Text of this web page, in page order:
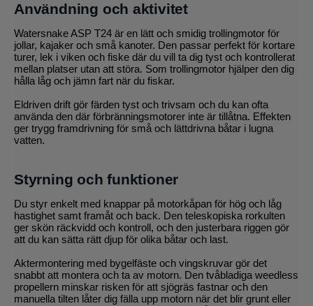
Användning och aktivitet
Watersnake ASP T24 är en lätt och smidig trollingmotor för
jollar, kajaker och små kanoter. Den passar perfekt för kortare
turer, lek i viken och fiske där du vill ta dig tyst och kontrollerat
mellan platser utan att störa. Som trollingmotor hjälper den dig
hålla låg och jämn fart när du fiskar.
Eldriven drift gör färden tyst och trivsam och du kan ofta
använda den där förbränningsmotorer inte är tillåtna. Effekten
ger trygg framdrivning för små och lättdrivna båtar i lugna
vatten.
Styrning och funktioner
Du styr enkelt med knappar på motorkåpan för hög och låg
hastighet samt framåt och back. Den teleskopiska rorkulten
ger skön räckvidd och kontroll, och den justerbara riggen gör
att du kan sätta rätt djup för olika båtar och last.
Aktermontering med bygelfäste och vingskruvar gör det
snabbt att montera och ta av motorn. Den tvåbladiga weedless
propellern minskar risken för att sjögräs fastnar och den
manuella tilten låter dig fälla upp motorn när det blir grunt eller